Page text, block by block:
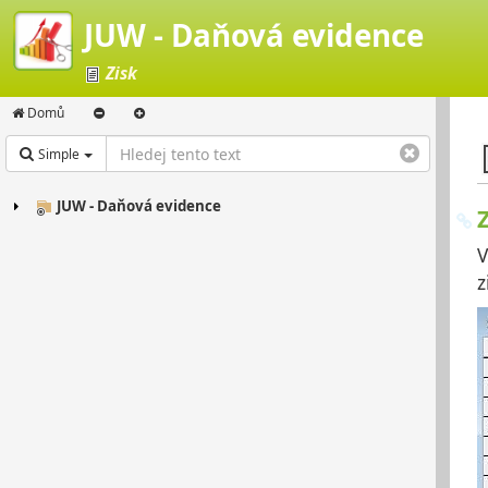
JUW - Daňová evidence
Zisk
Domů
Simple
JUW - Daňová evidence